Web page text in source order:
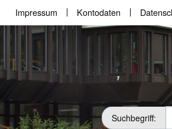
Impressum Kontodaten
Suchbegriff: